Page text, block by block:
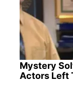
Mystery
Actors Left